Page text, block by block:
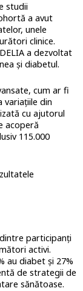
studii
a avut
unele
clinice.
a dezvoltat
și diabetul.
cum ar fi
variațiile din
cu ajutorul
acoperă
115.000
participanți
activi.
au diabet și 27%
de strategii de
sănătoase.